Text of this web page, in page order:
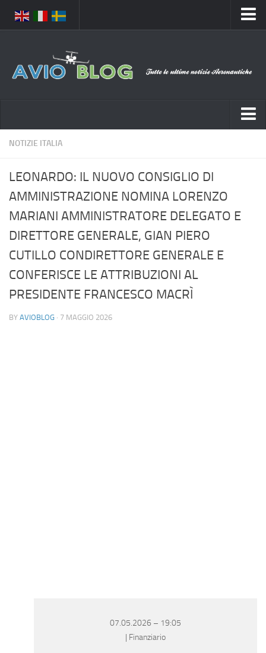
Chi Siamo
Contatti
Disclaimer
Feed
Prenota Voli
Notizie Italia
Aeronautica Militare
Aeroporti
Compagnie Aeree
Forze Aeree
Incidenti e inconvenienti aerei
Industria
Notizie Estero
Compagnie Aeree
NOTIZIE ITALIA
LEONARDO: IL NUOVO CONSIGLIO DI
AMMINISTRAZIONE NOMINA LORENZO
MARIANI AMMINISTRATORE DELEGATO E
DIRETTORE GENERALE, GIAN PIERO
CUTILLO CONDIRETTORE GENERALE E
CONFERISCE LE ATTRIBUZIONI AL
PRESIDENTE FRANCESCO MACRÌ
BY AVIOBLOG · 7 MAGGIO 2026
07.05.2026 – 19:05
| Finanziario